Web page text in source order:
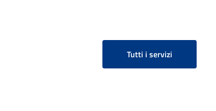
Tutti i servizi